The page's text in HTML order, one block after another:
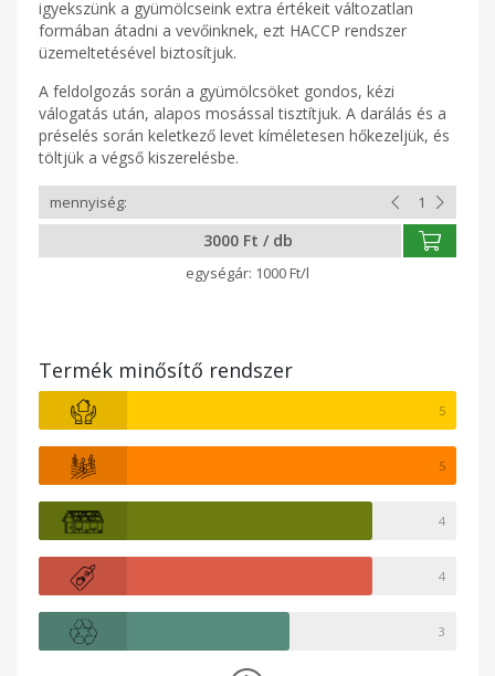
igyekszünk a gyümölcseink extra értékeit változatlan
formában átadni a vevőinknek, ezt HACCP rendszer
üzemeltetésével biztosítjuk.
A feldolgozás során a gyümölcsöket gondos, kézi
válogatás után, alapos mosással tisztítjuk. A darálás és a
préselés során keletkező levet kíméletesen hőkezeljük, és
töltjük a végső kiszerelésbe.
3000 Ft / db
1000 Ft/l
Termék minősítő rendszer
5
5
4
4
3